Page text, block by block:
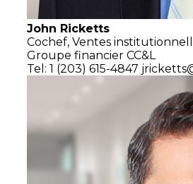
John Ricketts
Cochef, Ventes
Groupe financier CC&L
Tel: 1 (203) 615-4847